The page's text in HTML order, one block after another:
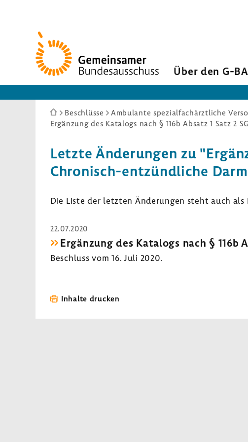
Zur
Startseite
Über den G-BA
Sie
sind
Beschlüsse Ambulante spezialfachärztliche
Letzte Ände­rungen zu
Chronisch-​entzündliche
Die Liste der letzten Ände­rungen steht auch als
22.07.2020
Ergän­zung des Kata­logs nach § 116b
Beschluss vom 16. Juli 2020.
Inhalte drucken